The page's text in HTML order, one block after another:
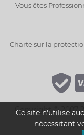
Vous êtes
Charte sur la
Copyright ©
Ce site n'utilise
nécessitant